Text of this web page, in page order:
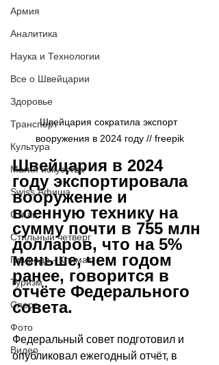
Армия
Аналитика
Наука и Технологии
Все о Швейцарии
Здоровье
Транспорт
Культура
Магия искусства
Swiss Афиша
Стиль
Стильный четверг
Природа - Климат
Туризм
Спорт
Фото
Видео
Швейцария сократила экспорт
вооружения в 2024 году // freepik
Швейцария в 2024
году экспортировала
вооружение и
военную технику на
сумму почти в 755 млн
долларов, что на 5%
меньше, чем годом
ранее, говорится в
отчёте Федерального
совета.
Федеральный совет подготовил и
опубликовал ежегодный отчёт, в